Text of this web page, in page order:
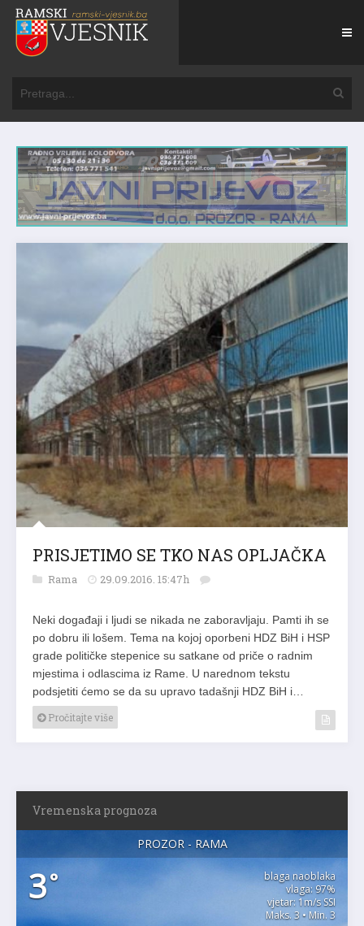
PRISJETIMO SE TKO NAS OPLJAČKA
Rama 29.09.2016. 15:47h
Neki događaji i ljudi se nikada ne zaboravljaju. Pamti ih se
po dobru ili lošem. Tema na kojoj oporbeni HDZ BiH i HSP
grade političke stepenice su satkane od priče o radnim
mjestima i odlascima iz Rame. U narednom tekstu
podsjetiti ćemo se da su upravo tadašnji HDZ BiH i…
Pročitajte više
Vremenska prognoza
PROZOR - RAMA
3°
blaga naoblaka
vlaga: 97%
vjetar: 1m/s SSI
Maks. 3 • Min. 3